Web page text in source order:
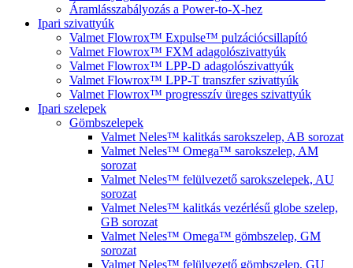
Áramlásszabályozás a Power-to-X-hez
Ipari szivattyúk
Valmet Flowrox™ Expulse™ pulzációcsillapító
Valmet Flowrox™ FXM adagolószivattyúk
Valmet Flowrox™ LPP-D adagolószivattyúk
Valmet Flowrox™ LPP-T transzfer szivattyúk
Valmet Flowrox™ progresszív üreges szivattyúk
Ipari szelepek
Gömbszelepek
Valmet Neles™ kalitkás sarokszelep, AB sorozat
Valmet Neles™ Omega™ sarokszelep, AM
sorozat
Valmet Neles™ felülvezető sarokszelepek, AU
sorozat
Valmet Neles™ kalitkás vezérlésű globe szelep,
GB sorozat
Valmet Neles™ Omega™ gömbszelep, GM
sorozat
Valmet Neles™ felülvezető gömbszelep, GU